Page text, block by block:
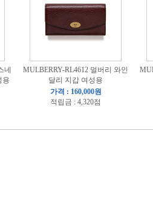
네
용
MULBERRY-RL4612 멀버리 와인
달리 지갑 여성용
가격 : 160,000원
적립금 : 4,320점